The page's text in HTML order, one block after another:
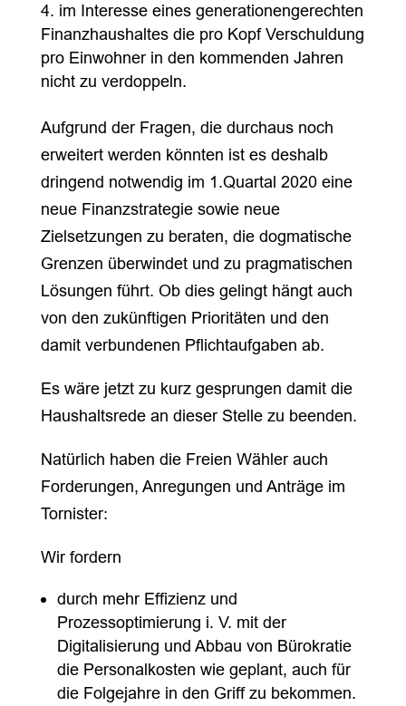
im Interesse eines generationengerechten
Finanzhaushaltes die pro Kopf Verschuldung
pro Einwohner in den kommenden Jahren
nicht zu verdoppeln.
Aufgrund der Fragen, die durchaus noch
erweitert werden könnten ist es deshalb
dringend notwendig im 1.Quartal 2020 eine
neue Finanzstrategie sowie neue
Zielsetzungen zu beraten, die dogmatische
Grenzen überwindet und zu pragmatischen
Lösungen führt. Ob dies gelingt hängt auch
von den zukünftigen Prioritäten und den
damit verbundenen Pflichtaufgaben ab.
Es wäre jetzt zu kurz gesprungen damit die
Haushaltsrede an dieser Stelle zu beenden.
Natürlich haben die Freien Wähler auch
Forderungen, Anregungen und Anträge im
Tornister:
Wir fordern
durch mehr Effizienz und
Prozessoptimierung i. V. mit der
Digitalisierung und Abbau von Bürokratie
die Personalkosten wie geplant, auch für
die Folgejahre in den Griff zu bekommen.